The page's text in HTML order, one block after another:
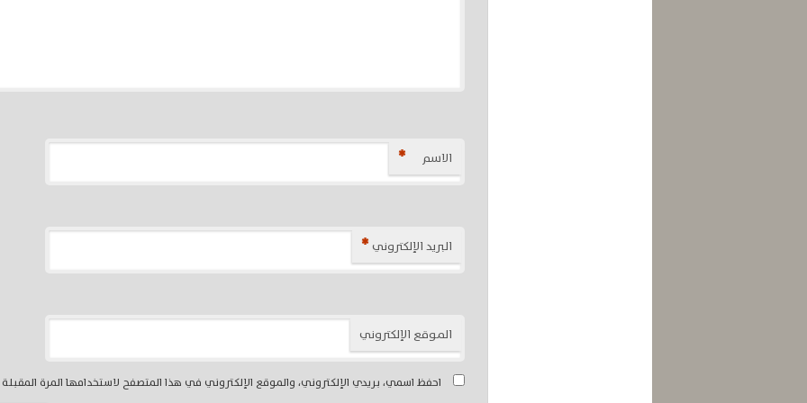
الاسم *
البريد الإلكتروني *
الموقع الإلكتروني
احفظ اسمي، بريدي الإلكتروني، والموقع الإلكتروني في هذا المتصفح لاستخدامها المرة